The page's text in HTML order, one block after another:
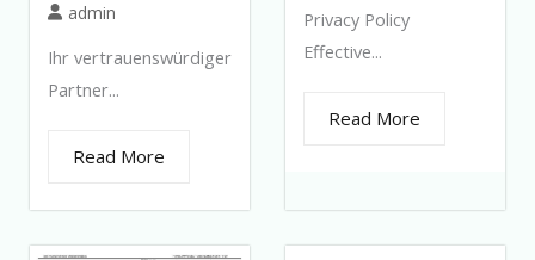
admin
Ihr vertrauenswürdiger
Partner...
Read More
Privacy Policy
Effective...
Read More